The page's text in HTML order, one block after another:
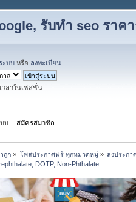
รับทำ seo ราค
ะบบ หรือ ลงทะเบียน
วลาในเซสชั่น
บ สมัครสมาชิก
ถูก » โพสประกาศฟรี ทุกหมวดหมู่» ลงประกา
DOTP, Non-Phthalate.